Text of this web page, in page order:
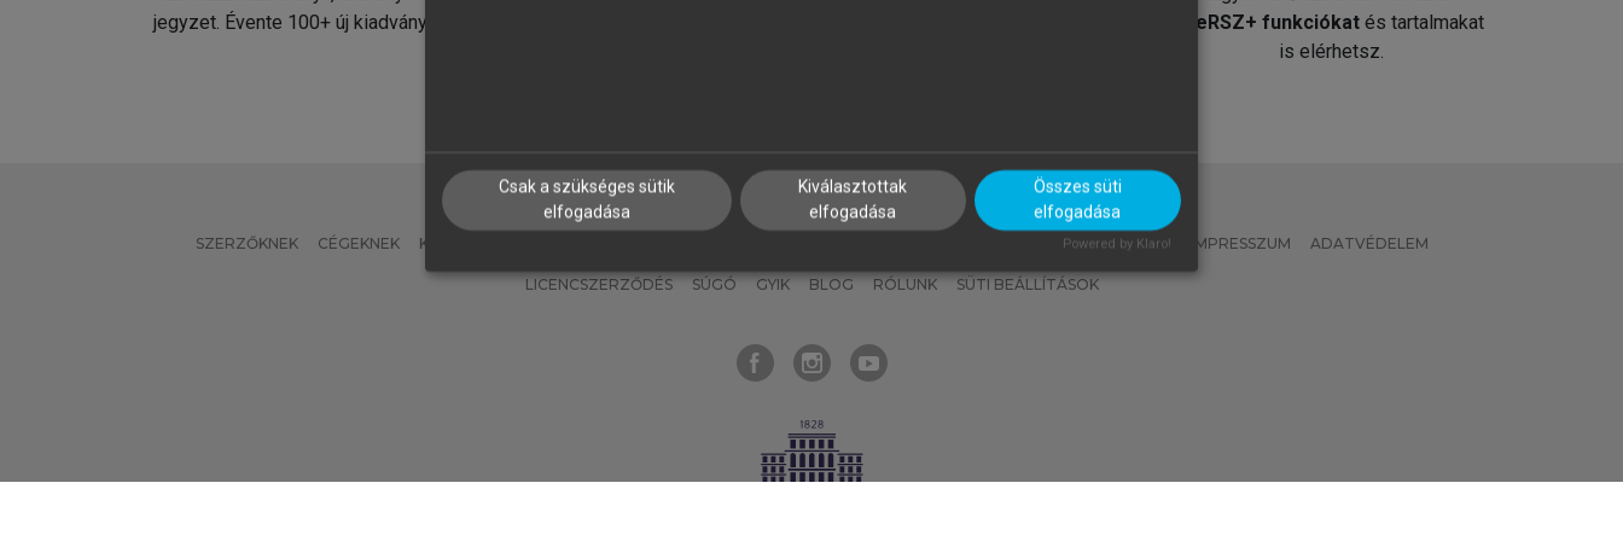
jegyzet. Évente 100+ új kiadvány.
MeRSZ+ funkciókat és tartalmakat
is elérhetsz.
SZERZŐKNEK CÉGEKNEK KÖNYVTÁROSOKNAK MI – ÁLTALÁNOS IRÁNYELVEK IMPRESSZUM ADATVÉDELEM
LICENCSZERZŐDÉS SÚGÓ GYIK BLOG RÓLUNK SÜTI BEÁLLÍTÁSOK
Csak a szükséges sütik
elfogadása
Kiválasztottak
elfogadása
Összes süti
elfogadása
Powered by Klaro!